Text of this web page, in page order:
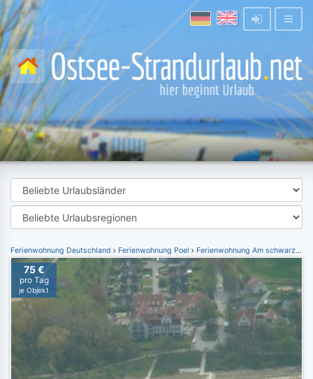
Ferienwohnung Deutschland Ferienwohnung Poel Ferienwohnung Am schwarzen Busch
75 €
pro Tag
je Objekt